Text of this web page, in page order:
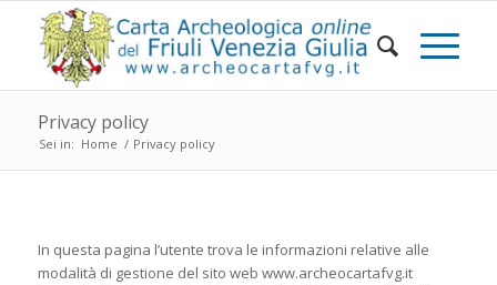
Privacy policy
Sei in: Home / Privacy policy
In questa pagina l’utente trova le informazioni relative alle
modalità di gestione del sito web www.archeocartafvg.it